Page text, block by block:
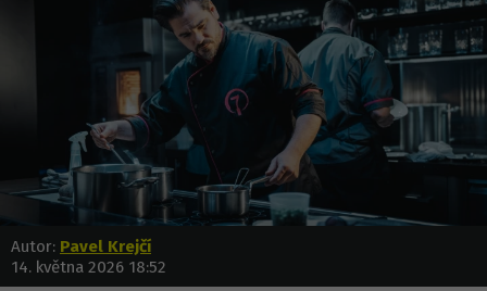
Autor: Pavel Krejčí
14. května 2026 18:52